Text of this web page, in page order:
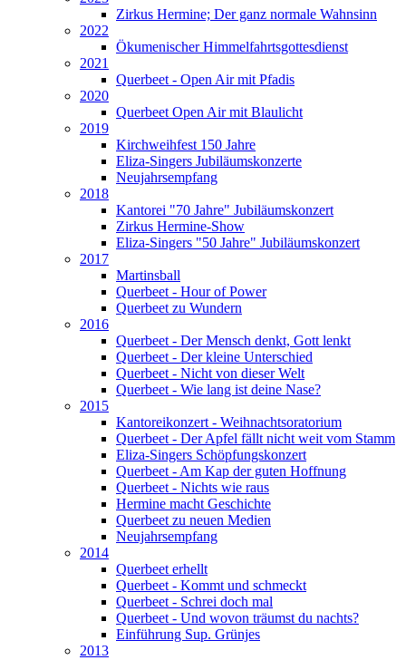
Zirkus Hermine; Der ganz normale Wahnsinn
2022
Ökumenischer Himmelfahrtsgottesdienst
2021
Querbeet - Open Air mit Pfadis
2020
Querbeet Open Air mit Blaulicht
2019
Kirchweihfest 150 Jahre
Eliza-Singers Jubiläumskonzerte
Neujahrsempfang
2018
Kantorei "70 Jahre" Jubiläumskonzert
Zirkus Hermine-Show
Eliza-Singers "50 Jahre" Jubiläumskonzert
2017
Martinsball
Querbeet - Hour of Power
Querbeet zu Wundern
2016
Querbeet - Der Mensch denkt, Gott lenkt
Querbeet - Der kleine Unterschied
Querbeet - Nicht von dieser Welt
Querbeet - Wie lang ist deine Nase?
2015
Kantoreikonzert - Weihnachtsoratorium
Querbeet - Der Apfel fällt nicht weit vom Stamm
Eliza-Singers Schöpfungskonzert
Querbeet - Am Kap der guten Hoffnung
Querbeet - Nichts wie raus
Hermine macht Geschichte
Querbeet zu neuen Medien
Neujahrsempfang
2014
Querbeet erhellt
Querbeet - Kommt und schmeckt
Querbeet - Schrei doch mal
Querbeet - Und wovon träumst du nachts?
Einführung Sup. Grünjes
2013